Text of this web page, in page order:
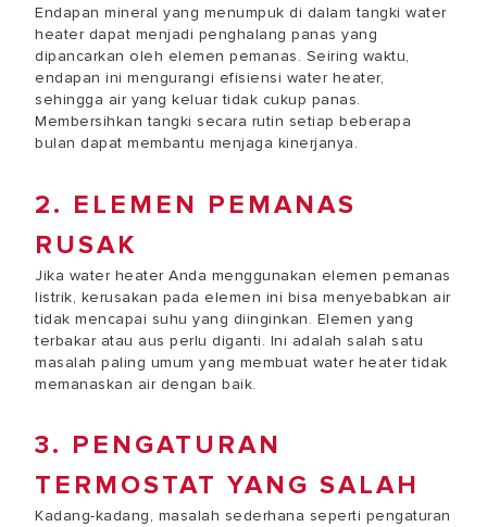
Endapan mineral yang menumpuk di dalam tangki water
heater dapat menjadi penghalang panas yang
dipancarkan oleh elemen pemanas. Seiring waktu,
endapan ini mengurangi efisiensi water heater,
sehingga air yang keluar tidak cukup panas.
Membersihkan tangki secara rutin setiap beberapa
bulan dapat membantu menjaga kinerjanya.
2. ELEMEN PEMANAS
RUSAK
Jika water heater Anda menggunakan elemen pemanas
listrik, kerusakan pada elemen ini bisa menyebabkan air
tidak mencapai suhu yang diinginkan. Elemen yang
terbakar atau aus perlu diganti. Ini adalah salah satu
masalah paling umum yang membuat water heater tidak
memanaskan air dengan baik.
3. PENGATURAN
TERMOSTAT YANG SALAH
Kadang-kadang, masalah sederhana seperti pengaturan